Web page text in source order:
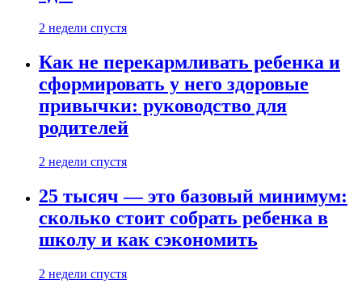
2 недели спустя
Как не перекармливать ребенка и
сформировать у него здоровые
привычки: руководство для
родителей
2 недели спустя
25 тысяч — это базовый минимум:
сколько стоит собрать ребенка в
школу и как сэкономить
2 недели спустя